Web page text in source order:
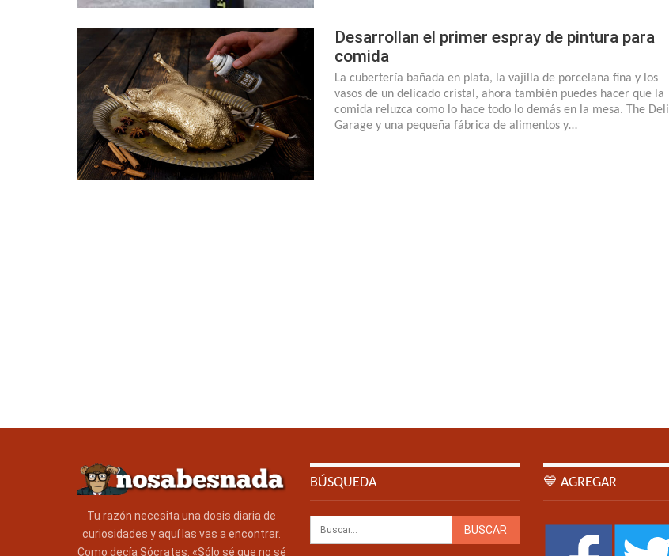
Desarrollan el primer espray de pintura para
comida
La cubertería bañada en plata, la vajilla de porcelana fina y los
vasos de un delicado cristal, ahora también puedes hacer que la
comida reluzca como lo hace todo lo demás en la mesa. The Deli
Garage y una pequeña fábrica de alimentos y…
Tu razón necesita una dosis diaria de
curiosidades y aquí las vas a encontrar.
Como decía Sócrates: «Sólo sé que no sé
BÚSQUEDA 💙 AGREGAR